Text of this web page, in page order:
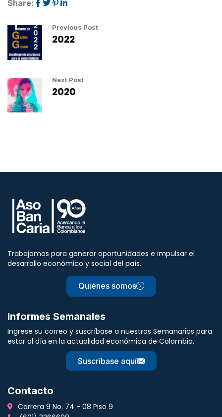
Share:
Previous Post
2022
Next Post
2020
Trabajamos para generar oportunidades e impulsar el
desarrollo económico y social del país.
Quiénes somos
Informes Semanales
Ingrese su correo y suscríbase a nuestros Semanarios para
estar al día en la actualidad económica de Colombia.
Suscríbase aquí
Contacto
Carrera 9 No. 74 - 08 Piso 9